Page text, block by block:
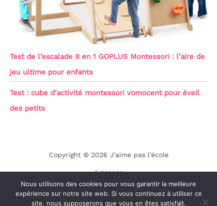
Test de l’escalade 8 en 1 GOPLUS Montessori : l’aire de
jeu ultime pour enfants
Test : cube d’activité montessori vomocent pour éveil
des petits
Copyright © 2026 J'aime pas l'école
A propos
Contact
Mentions légales
Nous utilisons des cookies pour vous garantir la meilleure
expérience sur notre site web. Si vous continuez à utiliser ce
site, nous supposerons que vous en êtes satisfait.